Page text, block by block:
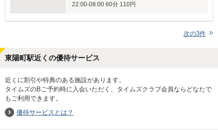
22:00-08:00 60分 110円
次の3件
東陽町駅近くの優待サービス
近くに割引や特典のある施設があります。
タイムズのBご予約時に入会いただく、タイムズクラブ会員ならどなたで
もご利用できます。
優待サービスとは？